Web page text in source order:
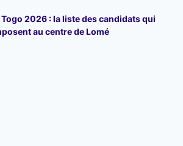
2026 : la liste des candidats qui
au centre de Lomé